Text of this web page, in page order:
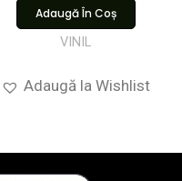
Adaugă În Coș
VINIL
Adaugă la Wishlist